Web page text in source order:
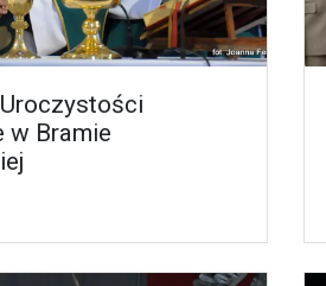
w Bramie